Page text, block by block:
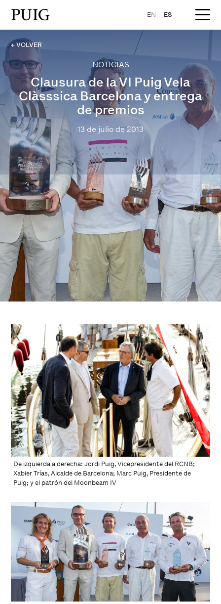
EN ES
← VOLVER
NOTICIAS
Clausura de la VI Puig Vela
Clàsssica Barcelona y entrega
de premios
13 de julio de 2013
De izquierda a derecha: Jordi Puig, Vicepresidente del RCNB;
Xabier Trías, Alcalde de Barcelona; Marc Puig, Presidente de
Puig; y el patrón del Moonbeam IV